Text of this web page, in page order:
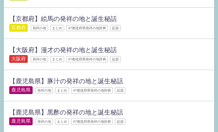
【京都府】絵馬の発祥の地と誕生秘話
京都府 発祥の地 まとめ 47都道府県発祥の地辞典 起源
【大阪府】漫才の発祥の地と誕生秘話
大阪府 発祥の地 まとめ 47都道府県発祥の地辞典 起源
【鹿児島県】豚汁の発祥の地と誕生秘話
鹿児島県 発祥の地 まとめ 47都道府県発祥の地辞典 起源
【鹿児島県】黒酢の発祥の地と誕生秘話
鹿児島県 発祥の地 まとめ 47都道府県発祥の地辞典 起源